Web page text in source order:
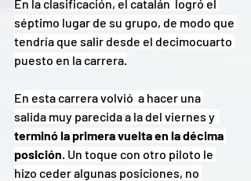
En la clasificación, el catalán  logró el
séptimo lugar de su grupo, de modo que
tendría que salir desde el decimocuarto
puesto en la carrera.
En esta carrera volvió  a hacer una
salida muy parecida a la del viernes y
terminó la primera vuelta en la décima
posición. Un toque con otro piloto le
hizo ceder algunas posiciones, no